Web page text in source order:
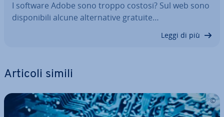
I software Adobe sono troppo costosi? Sul web sono
di­spo­ni­bi­li alcune al­ter­na­ti­ve gratuite…
Leggi di più
Articoli simili